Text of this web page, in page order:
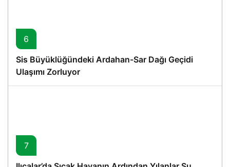
6
Sis Büyüklüğündeki Ardahan-Sar Dağı Geçidi
Ulaşımı Zorluyor
7